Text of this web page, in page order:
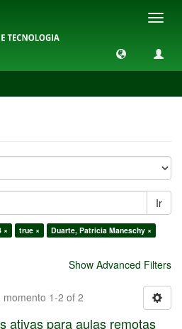
Ir
× true ×
Duarte, Patricia Maneschy ×
Show Advanced Filters
1-2 of 2
ativas para aulas remotas